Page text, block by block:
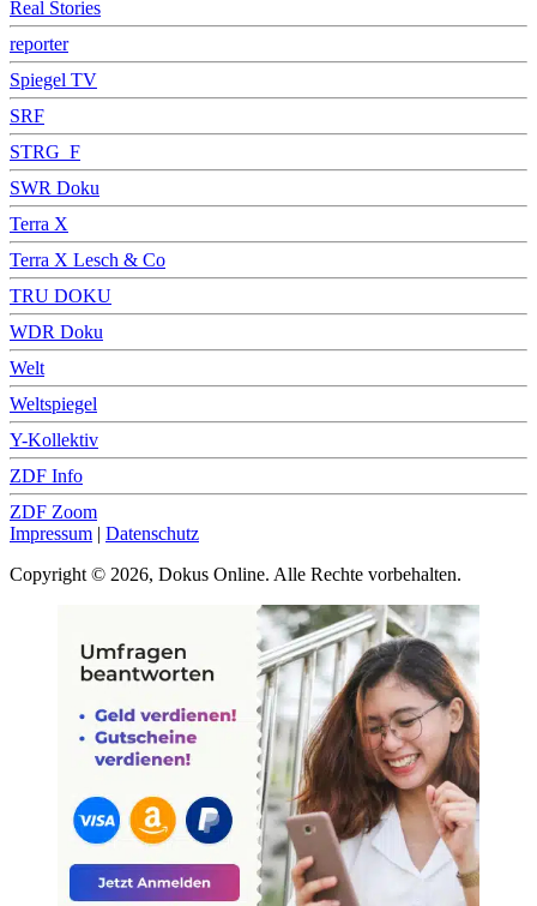
Real Stories
reporter
Spiegel TV
SRF
STRG_F
SWR Doku
Terra X
Terra X Lesch & Co
TRU DOKU
WDR Doku
Welt
Weltspiegel
Y-Kollektiv
ZDF Info
ZDF Zoom
Impressum | Datenschutz
Copyright © 2026, Dokus Online. Alle Rechte vorbehalten.